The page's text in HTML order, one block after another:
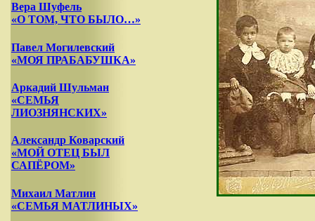
Вера Шуфель
«О ТОМ, ЧТО БЫЛО…»
Павел Могилевский
«МОЯ ПРАБАБУШКА»
Аркадий Шульман
«СЕМЬЯ
ЛИОЗНЯНСКИХ»
Александр Коварский
«МОЙ ОТЕЦ БЫЛ
САПЁРОМ»
Михаил Матлин
«СЕМЬЯ МАТЛИНЫХ»